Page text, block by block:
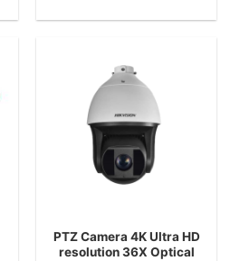
PTZ Camera 4K Ultra HD
resolution 36X Optical